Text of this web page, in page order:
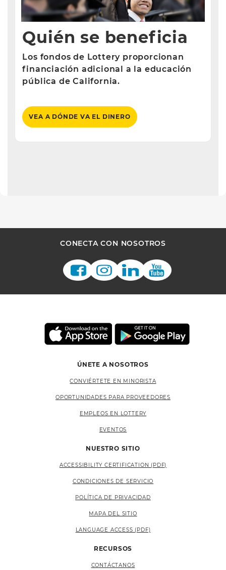
Quién se beneficia
Los fondos de Lottery proporcionan
financiación adicional a la educación
pública de California.
VEA A DÓNDE VA EL DINERO
CONECTA CON NOSOTROS
ÚNETE A NOSOTROS
CONVIÉRTETE EN MINORISTA
OPORTUNIDADES PARA PROVEEDORES
EMPLEOS EN LOTTERY
EVENTOS
NUESTRO SITIO
ACCESSIBILITY CERTIFICATION (PDF)
CONDICIONES DE SERVICIO
POLÍTICA DE PRIVACIDAD
MAPA DEL SITIO
LANGUAGE ACCESS (PDF)
RECURSOS
CONTÁCTANOS